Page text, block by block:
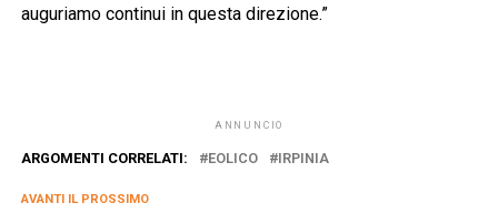
auguriamo continui in questa direzione.”
ANNUNCIO
ARGOMENTI CORRELATI: EOLICO IRPINIA
AVANTI IL ​​PROSSIMO